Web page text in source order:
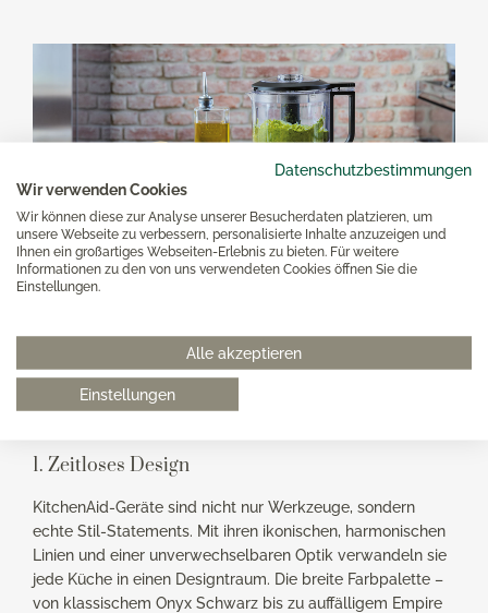
Datenschutzbestimmungen
Wir verwenden Cookies
Wir können diese zur Analyse unserer Besucherdaten platzieren, um
unsere Webseite zu verbessern, personalisierte Inhalte anzuzeigen und
Ihnen ein großartiges Webseiten-Erlebnis zu bieten. Für weitere
Informationen zu den von uns verwendeten Cookies öffnen Sie die
Einstellungen.
Alle akzeptieren
Einstellungen
Mehr als nur Küchengeräte
In einer Welt voller Optionen sticht KitchenAid aus der
Masse heraus. Und es ist nicht schwer, zu erkennen,
warum. Schließlich sind diese Küchengeräte nicht nur
1. Zeitloses Design
KitchenAid-Geräte sind nicht nur Werkzeuge, sondern
echte Stil-Statements. Mit ihren ikonischen, harmonischen
Linien und einer unverwechselbaren Optik verwandeln sie
jede Küche in einen Designtraum. Die breite Farbpalette –
von klassischem Onyx Schwarz bis zu auffälligem Empire